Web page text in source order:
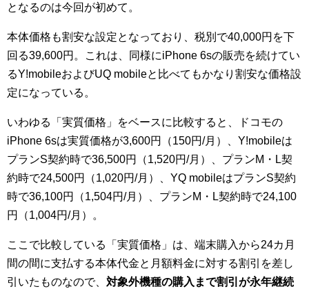
となるのは今回が初めて。
本体価格も割安な設定となっており、税別で40,000円を下
回る39,600円。これは、同様にiPhone 6sの販売を続けてい
るY!mobileおよびUQ mobileと比べてもかなり割安な価格設
定になっている。
いわゆる「実質価格」をベースに比較すると、ドコモの
iPhone 6sは実質価格が3,600円（150円/月）、Y!mobileは
プランS契約時で36,500円（1,520円/月）、プランM・L契
約時で24,500円（1,020円/月）、YQ mobileはプランS契約
時で36,100円（1,504円/月）、プランM・L契約時で24,100
円（1,004円/月）。
ここで比較している「実質価格」は、端末購入から24カ月
間の間に支払する本体代金と月額料金に対する割引を差し
引いたものなので、 対象外機種の購入まで割引が永年継続